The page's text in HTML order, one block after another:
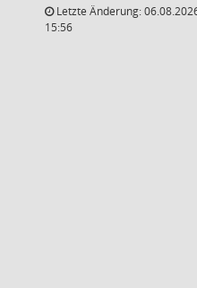
Letzte Änderung:
15:56